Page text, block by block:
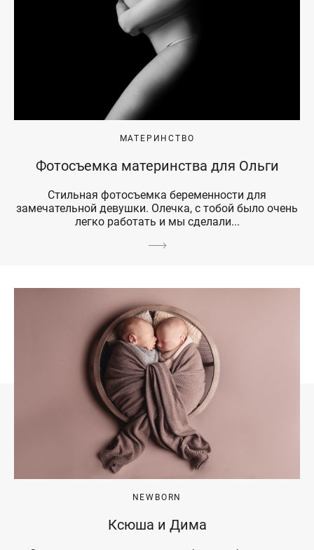
МАТЕРИНСТВО
Фотосъемка материнства для Ольги
Стильная фотосъемка беременности для
замечательной девушки. Олечка, с тобой было очень
легко работать и мы сделали...
NEWBORN
Ксюша и Дима